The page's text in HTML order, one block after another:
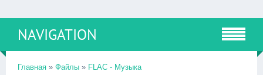
NAVIGATION
Главная » Файлы » FLAC - Музыка